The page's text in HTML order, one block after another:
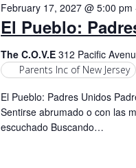
El Pueblo:
February 17, 2027 @ 5:00 pm
The C.O.V.E312 Pacific
Parents Inc of New Jersey
El Pueblo: Padres Unidos
Sentirse abrumado o con las
escuchado Buscando…